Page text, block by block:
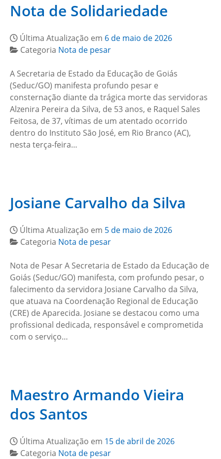
Nota de Solidariedade
Última Atualização em 6 de maio de 2026
Categoria Nota de pesar
A Secretaria de Estado da Educação de Goiás
(Seduc/GO) manifesta profundo pesar e
consternação diante da trágica morte das servidoras
Alzenira Pereira da Silva, de 53 anos, e Raquel Sales
Feitosa, de 37, vítimas de um atentado ocorrido
dentro do Instituto São José, em Rio Branco (AC),
nesta terça-feira…
Josiane Carvalho da Silva
Última Atualização em 5 de maio de 2026
Categoria Nota de pesar
Nota de Pesar A Secretaria de Estado da Educação de
Goiás (Seduc/GO) manifesta, com profundo pesar, o
falecimento da servidora Josiane Carvalho da Silva,
que atuava na Coordenação Regional de Educação
(CRE) de Aparecida. Josiane se destacou como uma
profissional dedicada, responsável e comprometida
com o serviço…
Maestro Armando Vieira
dos Santos
Última Atualização em 15 de abril de 2026
Categoria Nota de pesar